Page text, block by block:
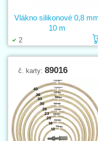
2
Vlákno silikonové 0,8
10 m
č. karty: 89016